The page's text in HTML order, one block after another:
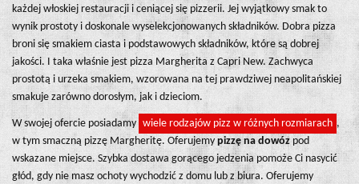
każdej włoskiej restauracji i ceniącej się pizzerii. Jej wyjątkowy smak to
wynik prostoty i doskonale wyselekcjonowanych składników. Dobra pizza
broni się smakiem ciasta i podstawowych składników, które są dobrej
jakości. I taka właśnie jest pizza Margherita z Capri New. Zachwyca
prostotą i urzeka smakiem, wzorowana na tej prawdziwej neapolitańskiej
smakuje zarówno dorosłym, jak i dzieciom.
W swojej ofercie posiadamy wiele rodzajów pizz w różnych rozmiarach ,
w tym smaczną pizzę Margheritę. Oferujemy pizzę na dowóz pod
wskazane miejsce. Szybka dostawa gorącego jedzenia pomoże Ci nasycić
głód, gdy nie masz ochoty wychodzić z domu lub z biura. Oferujemy